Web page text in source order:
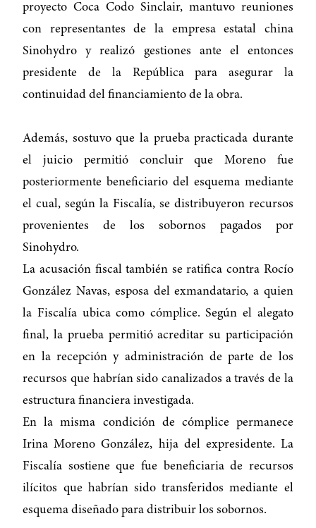
proyecto Coca Codo Sinclair, mantuvo reuniones
con representantes de la empresa estatal china
Sinohydro y realizó gestiones ante el entonces
presidente de la República para asegurar la
continuidad del financiamiento de la obra.
Además, sostuvo que la prueba practicada durante
el juicio permitió concluir que Moreno fue
posteriormente beneficiario del esquema mediante
el cual, según la Fiscalía, se distribuyeron recursos
provenientes de los sobornos pagados por
Sinohydro.
La acusación fiscal también se ratifica contra Rocío
González Navas, esposa del exmandatario, a quien
la Fiscalía ubica como cómplice. Según el alegato
final, la prueba permitió acreditar su participación
en la recepción y administración de parte de los
recursos que habrían sido canalizados a través de la
estructura financiera investigada.
En la misma condición de cómplice permanece
Irina Moreno González, hija del expresidente. La
Fiscalía sostiene que fue beneficiaria de recursos
ilícitos que habrían sido transferidos mediante el
esquema diseñado para distribuir los sobornos.